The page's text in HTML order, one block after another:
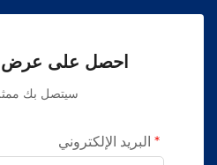
احصل على عرض
سيتصل بك
البريد الإلكتروني